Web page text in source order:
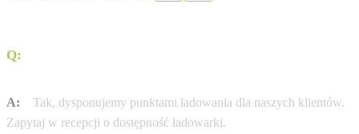
Q:
A:
Tak, dysponujemy punktami ładowania dla naszych klientów.
Zapytaj w recepcji o dostępność ładowarki.